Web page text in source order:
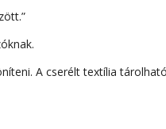
A cserélt textília